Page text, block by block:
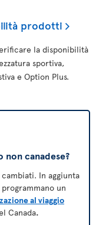
prodotti
la disponibilità
sportiva,
e Option Plus.
non canadese?
In aggiunta
un
al viaggio
Canada.